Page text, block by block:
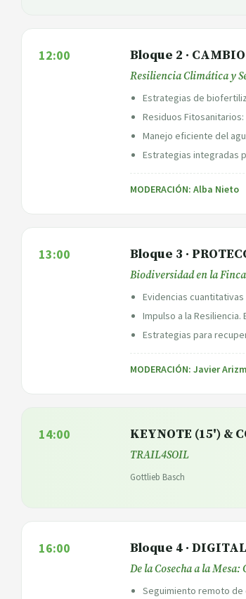
12:00 Bloque 2 ·
Resiliencia Climática y
Estrategias de
Residuos
Manejo eficiente del
Estrategias integradas
MODERACIÓN: Alba Nieto
13:00 Bloque 3 ·
Biodiversidad en la
Evidencias
Impulso a la
Estrategias para
MODERACIÓN: Javier
14:00 KEYNOTE (15') &
TRAIL4SOIL
Gottlieb Basch
16:00 Bloque 4 ·
De la Cosecha a la
Seguimiento remoto de